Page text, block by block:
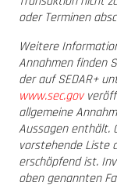
oder Terminen
Weitere
Annahmen finden
der auf SEDAR+
www.sec.gov
allgemeine
Aussagen enthält.
vorstehende Liste
erschöpfend ist.
oben genannten